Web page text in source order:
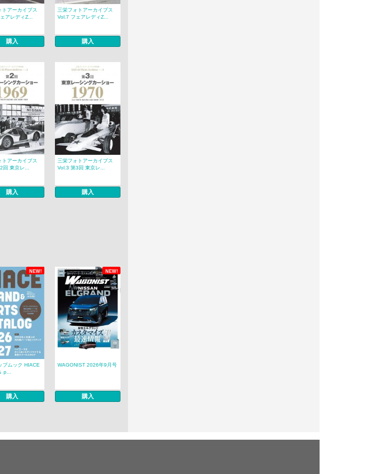
トアーカイブス
アレディZ...
購入
三栄フォトアーカイブス
Vol.7 フェアレディZ...
購入
トアーカイブス
回 東京レ...
購入
三栄フォトアーカイブス
Vol.3 第3回 東京レ...
購入
NEW! NEW!
プムック HIACE
p...
購入
WAGONIST 2026年9月号
購入